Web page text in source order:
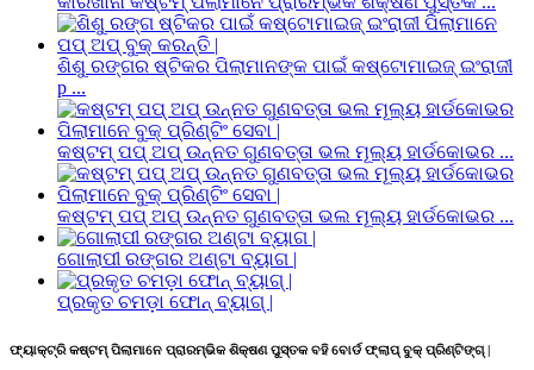
ଶିଶୁ ରଙ୍ଗର ଷ୍ଟିକର ପିଲାମାନଙ୍କ ପାଇଁ କଷ୍ଟୋମାଇଜ୍ ଇଂରାଜୀ
p ...
କଷ୍ଟମ୍ ପପ୍ ଅପ୍ ଉନ୍ନତ ଗୁଣବତ୍ତା ଭଲ ମୂଲ୍ୟ ହାର୍ଡକୋଭର ...
କଷ୍ଟମ୍ ପପ୍ ଅପ୍ ଉନ୍ନତ ଗୁଣବତ୍ତା ଭଲ ମୂଲ୍ୟ ହାର୍ଡକୋଭର ...
ଗୋଲାପୀ ରଙ୍ଗର ଅଣ୍ଟା ବ୍ୟାଗ |
ପ୍ରକୃତ ଚମଡ଼ା ଫୋନ୍ ବ୍ୟାଗ୍ |
ଫ୍ୟାକ୍ଟ୍ରି କଷ୍ଟମ୍ ପିଲାମାନେ ପ୍ରାରମ୍ଭିକ ଶିକ୍ଷଣ ପୁସ୍ତକ ବହି ବୋର୍ଡ ଫ୍ଲାପ୍ ବୁକ୍ ପ୍ରିଣ୍ଟିଙ୍ଗ୍ |